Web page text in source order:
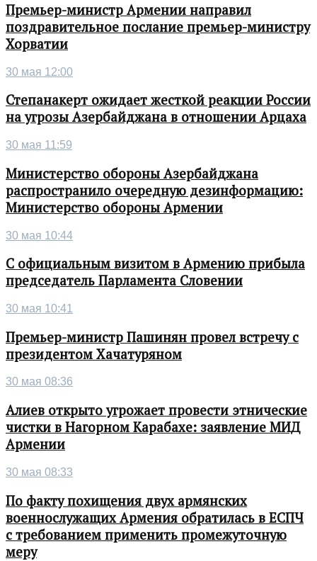
Премьер-министр Армении направил
поздравительное послание премьер-министру
Хорватии
30 мая 12:00
Степанакерт ожидает жесткой реакции России
на угрозы Азербайджана в отношении Арцаха
30 мая 11:59
Министерство обороны Азербайджана
распространило очередную дезинформацию:
Министерство обороны Армении
30 мая 10:44
С официальным визитом в Армению прибыла
председатель Парламента Словении
30 мая 10:41
Премьер-министр Пашинян провел встречу с
президентом Хачатуряном
30 мая 08:36
Алиев открыто угрожает провести этнические
чистки в Нагорном Карабахе: заявление МИД
Армении
30 мая 08:33
По факту похищения двух армянских
военнослужащих Армения обратилась в ЕСПЧ
с требованием применить промежуточную
меру